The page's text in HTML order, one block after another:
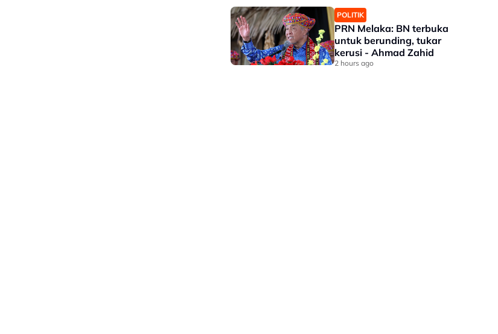
POLITIK
PRN Melaka: BN terbuka
untuk berunding, tukar
kerusi - Ahmad Zahid
2 hours ago